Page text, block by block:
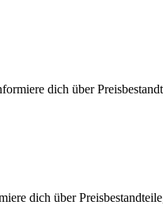
dich über
dich über